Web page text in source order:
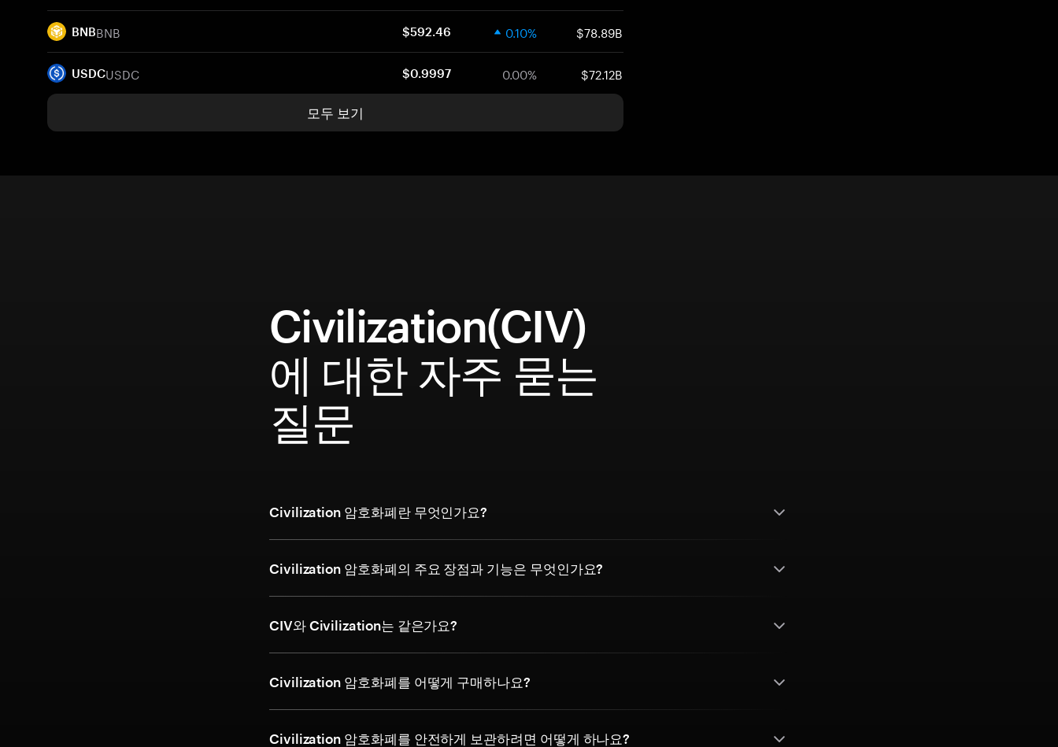
BNBBNB $592.46 0.10% $78.89B
USDCUSDC $0.9997 0.00% $72.12B
모두 보기
Civilization(CIV)
에 대한 자주 묻는
질문
Civilization 암호화폐란 무엇인가요?
Civilization 암호화폐의 주요 장점과 기능은 무엇인가요?
CIV와 Civilization는 같은가요?
Civilization 암호화폐를 어떻게 구매하나요?
Civilization 암호화폐를 안전하게 보관하려면 어떻게 하나요?